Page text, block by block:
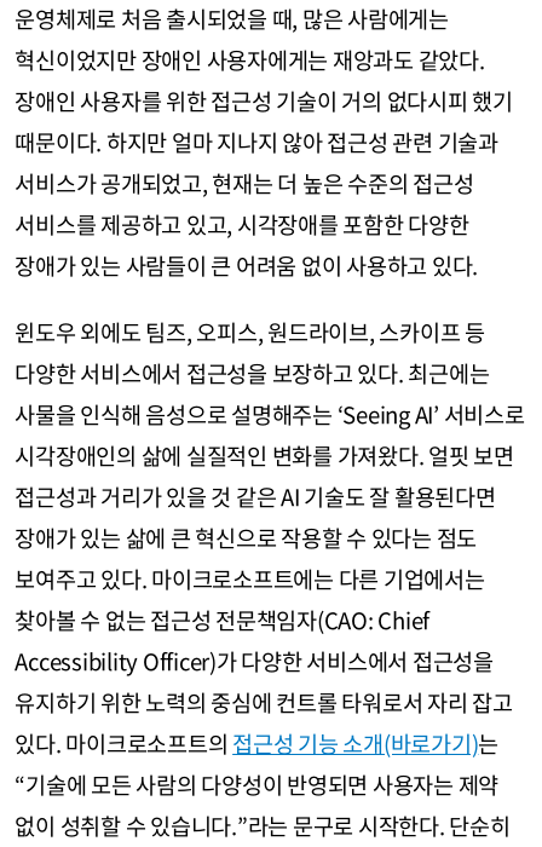
운영체제로 처음 출시되었을 때, 많은 사람에게는
혁신이었지만 장애인 사용자에게는 재앙과도 같았다.
장애인 사용자를 위한 접근성 기술이 거의 없다시피 했기
때문이다. 하지만 얼마 지나지 않아 접근성 관련 기술과
서비스가 공개되었고, 현재는 더 높은 수준의 접근성
서비스를 제공하고 있고, 시각장애를 포함한 다양한
장애가 있는 사람들이 큰 어려움 없이 사용하고 있다.
윈도우 외에도 팀즈, 오피스, 원드라이브, 스카이프 등
다양한 서비스에서 접근성을 보장하고 있다. 최근에는
사물을 인식해 음성으로 설명해주는 ‘Seeing AI’ 서비스로
시각장애인의 삶에 실질적인 변화를 가져왔다. 얼핏 보면
접근성과 거리가 있을 것 같은 AI 기술도 잘 활용된다면
장애가 있는 삶에 큰 혁신으로 작용할 수 있다는 점도
보여주고 있다. 마이크로소프트에는 다른 기업에서는
찾아볼 수 없는 접근성 전문책임자(CAO: Chief
Accessibility Officer)가 다양한 서비스에서 접근성을
유지하기 위한 노력의 중심에 컨트롤 타워로서 자리 잡고
있다. 마이크로소프트의 접근성 기능 소개(바로가기)는
“기술에 모든 사람의 다양성이 반영되면 사용자는 제약
없이 성취할 수 있습니다.”라는 문구로 시작한다. 단순히